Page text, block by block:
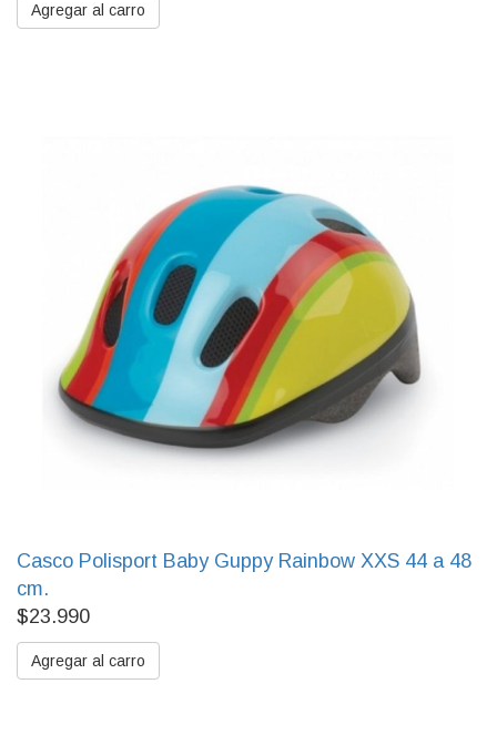
Agregar al carro
Casco Polisport Baby Guppy Rainbow XXS 44 a 48
cm.
$23.990
Agregar al carro